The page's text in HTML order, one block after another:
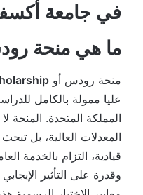
في جامعة
ما هي منحة
منحة رودس أو
عليا ممولة بالكامل
المملكة المتحدة.
المعدلات العالية، بل
قيادية، التزام بالخدمة
وقدرة على التأثير